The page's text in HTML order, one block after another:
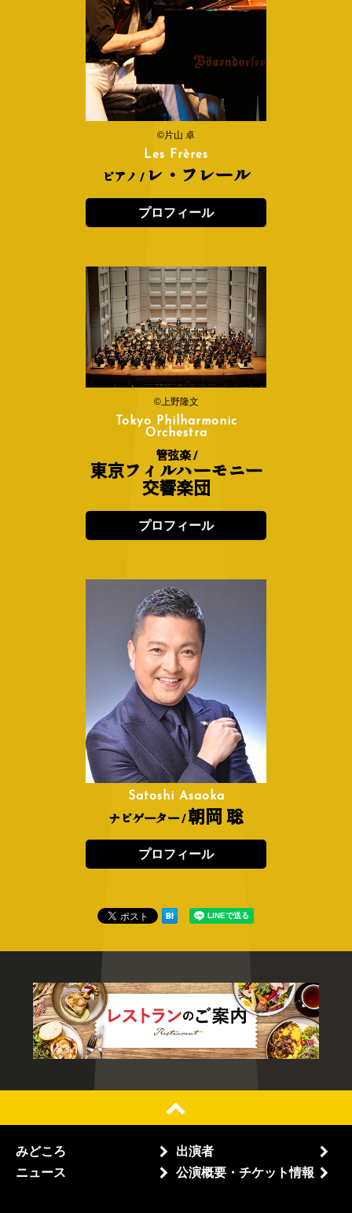
©片山 卓
Les Frères
ピアノ / レ・フレール
プロフィール
©上野隆文
Tokyo Philharmonic
Orchestra
管弦楽 /
東京フィルハーモニー
交響楽団
プロフィール
Satoshi Asaoka
ナビゲーター /朝岡 聡
プロフィール
みどころ
出演者
ニュース
公演概要・チケット情報